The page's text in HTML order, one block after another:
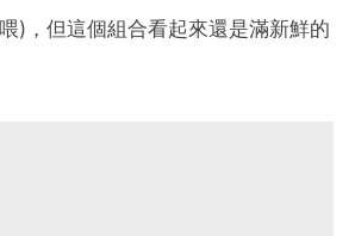
)，但這個組合看起來還是滿新鮮的